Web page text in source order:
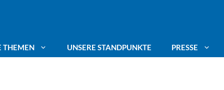
THEMEN UNSERE STANDPUNKTE PRESSE